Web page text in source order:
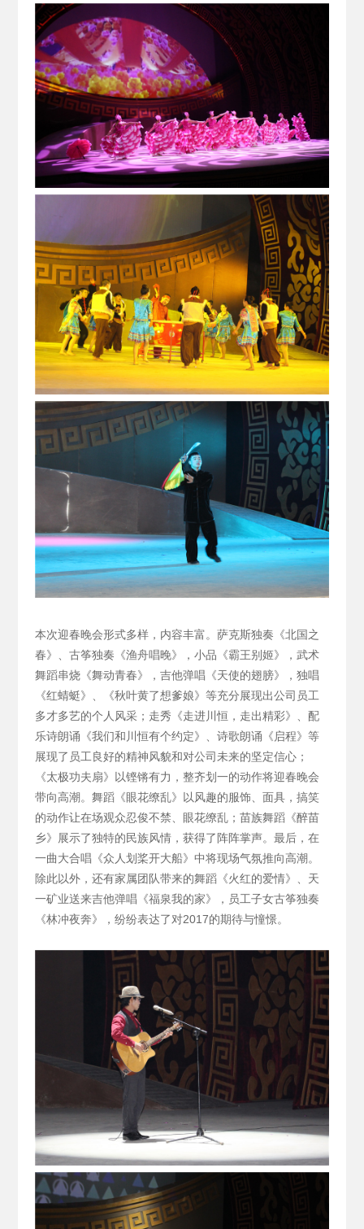
本次迎春晚会形式多样，内容丰富。萨克斯独奏《北国之
春》、古筝独奏《渔舟唱晚》，小品《霸王别姬》，武术
舞蹈串烧《舞动青春》，吉他弹唱《天使的翅膀》，独唱
《红蜻蜓》、《秋叶黄了想爹娘》等充分展现出公司员工
多才多艺的个人风采；走秀《走进川恒，走出精彩》、配
乐诗朗诵《我们和川恒有个约定》、诗歌朗诵《启程》等
展现了员工良好的精神风貌和对公司未来的坚定信心；
《太极功夫扇》以铿锵有力，整齐划一的动作将迎春晚会
带向高潮。舞蹈《眼花缭乱》以风趣的服饰、面具，搞笑
的动作让在场观众忍俊不禁、眼花缭乱；苗族舞蹈《醉苗
乡》展示了独特的民族风情，获得了阵阵掌声。最后，在
一曲大合唱《众人划桨开大船》中将现场气氛推向高潮。
除此以外，还有家属团队带来的舞蹈《火红的爱情》、天
一矿业送来吉他弹唱《福泉我的家》，员工子女古筝独奏
《林冲夜奔》，纷纷表达了对2017的期待与憧憬。